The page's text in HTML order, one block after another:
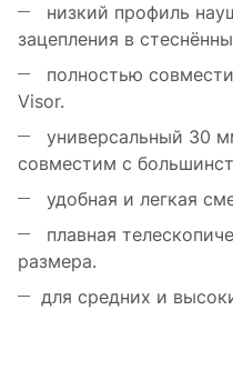
низкий профиль
зацепления в
полностью
Visor.
универсальный 30
совместим с
удобная и легкая
плавная
размера.
для средних и